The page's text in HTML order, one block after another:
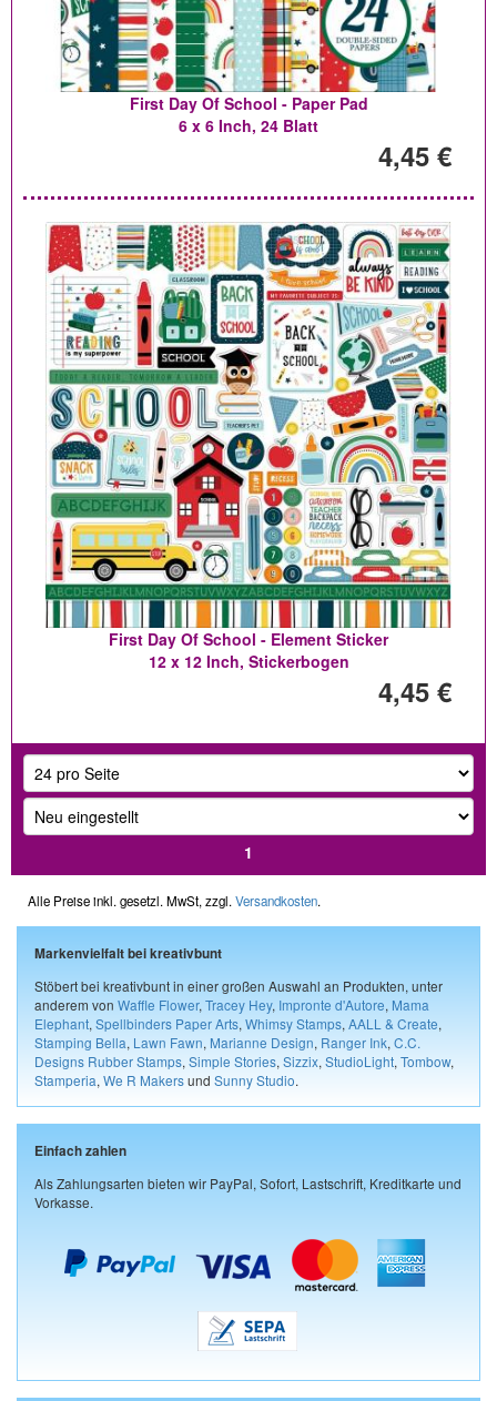
First Day Of School - Paper Pad
6 x 6 Inch, 24 Blatt
4,45 €
First Day Of School - Element Sticker
12 x 12 Inch, Stickerbogen
4,45 €
1
Alle Preise inkl. gesetzl. MwSt, zzgl. Versandkosten.
Markenvielfalt bei kreativbunt
Stöbert bei kreativbunt in einer großen Auswahl an Produkten, unter
anderem von Waffle Flower, Tracey Hey, Impronte d'Autore, Mama
Elephant, Spellbinders Paper Arts, Whimsy Stamps, AALL & Create,
Stamping Bella, Lawn Fawn, Marianne Design, Ranger Ink, C.C.
Designs Rubber Stamps, Simple Stories, Sizzix, StudioLight, Tombow,
Stamperia, We R Makersund Sunny Studio.
Einfach zahlen
Als Zahlungsarten bieten wir PayPal, Sofort, Lastschrift, Kreditkarte und
Vorkasse.